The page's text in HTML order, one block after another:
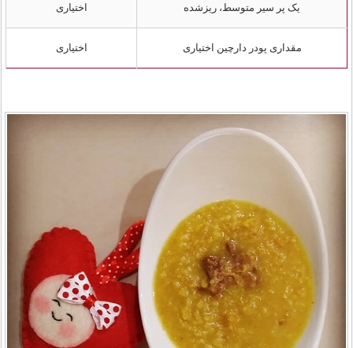
یک پر سیر متوسط، ریزشده اختیاری
مقداری پودر دارچین اختیاری اختیاری